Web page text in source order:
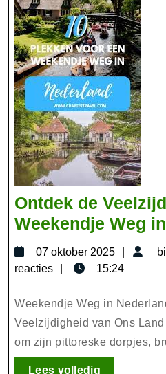
Ontdek de
Weekendje Weg
07 oktober 2025
07
2025
reacties
15:24
Weekendje Weg in
Veelzijdigheid van Ons
om zijn pittoreske dorpjes,
Lees volledigLees